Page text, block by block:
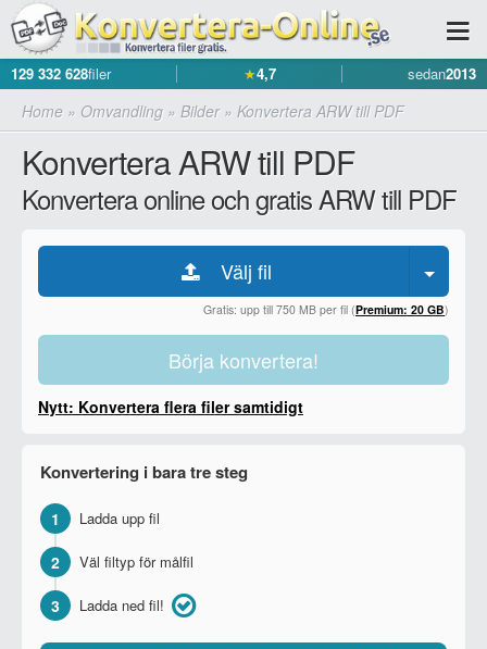
129 332 628filer ★4,7 sedan2013
Home » Omvandling » Bilder» Konvertera ARW till PDF
Konvertera ARW till PDF
Konvertera online och gratis ARW till PDF
Välj fil
Gratis: upp till 750 MB per fil (Premium: 20 GB)
Börja konvertera!
Nytt: Konvertera flera filer samtidigt
Konvertering i bara tre steg
1 Ladda upp fil
2 Väl filtyp för målfil
3 Ladda ned fil!